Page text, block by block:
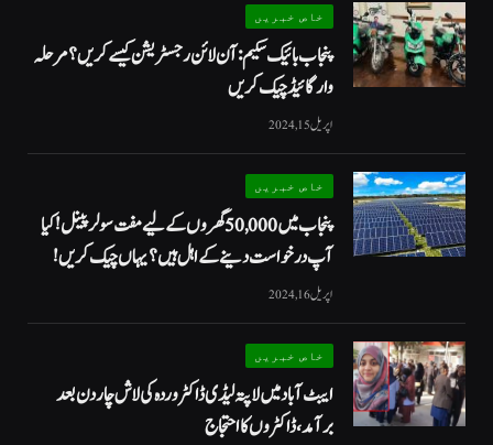
خاص خبریں
پنجاب بائیک سکیم: آن لائن رجسٹریشن کیسے کریں؟ مرحلہ
وار گائیڈ چیک کریں
اپریل 15, 2024
خاص خبریں
پنجاب میں 50,000 گھروں کے لیے مفت سولر پینل! کیا
آپ درخواست دینے کے اہل ہیں؟ یہاں چیک کریں!
اپریل 16, 2024
خاص خبریں
ایبٹ آباد میں لاپتہ لیڈی ڈاکٹر وردہ کی لاش چار دن بعد
برآمد، ڈاکٹروں کا احتجاج